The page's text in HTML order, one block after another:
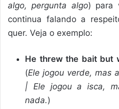
algo, pergunta algo) para
continua falando a
quer. Veja o exemplo:
He threw the bait but
(Ele jogou verde, mas
| Ele jogou a isca,
nada.)